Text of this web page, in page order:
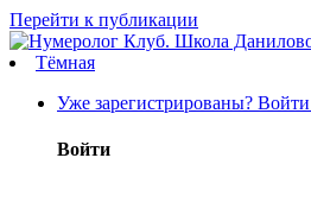
Перейти к публикации
Тёмная
Уже зарегистрированы? Войти
Войти